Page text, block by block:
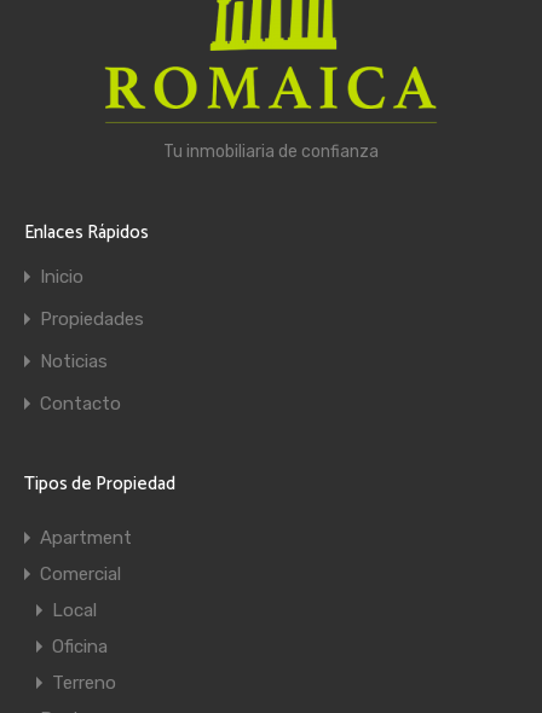
Tu inmobiliaria de confianza
Enlaces Rápidos
Inicio
Propiedades
Noticias
Contacto
Tipos de Propiedad
Apartment
Comercial
Local
Oficina
Terreno